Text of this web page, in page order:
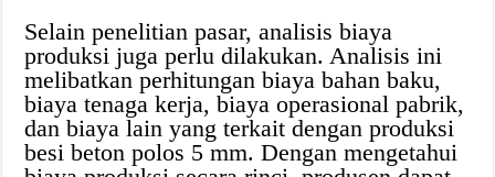
Selain penelitian pasar, analisis biaya
produksi juga perlu dilakukan. Analisis ini
melibatkan perhitungan biaya bahan baku,
biaya tenaga kerja, biaya operasional pabrik,
dan biaya lain yang terkait dengan produksi
besi beton polos 5 mm. Dengan mengetahui